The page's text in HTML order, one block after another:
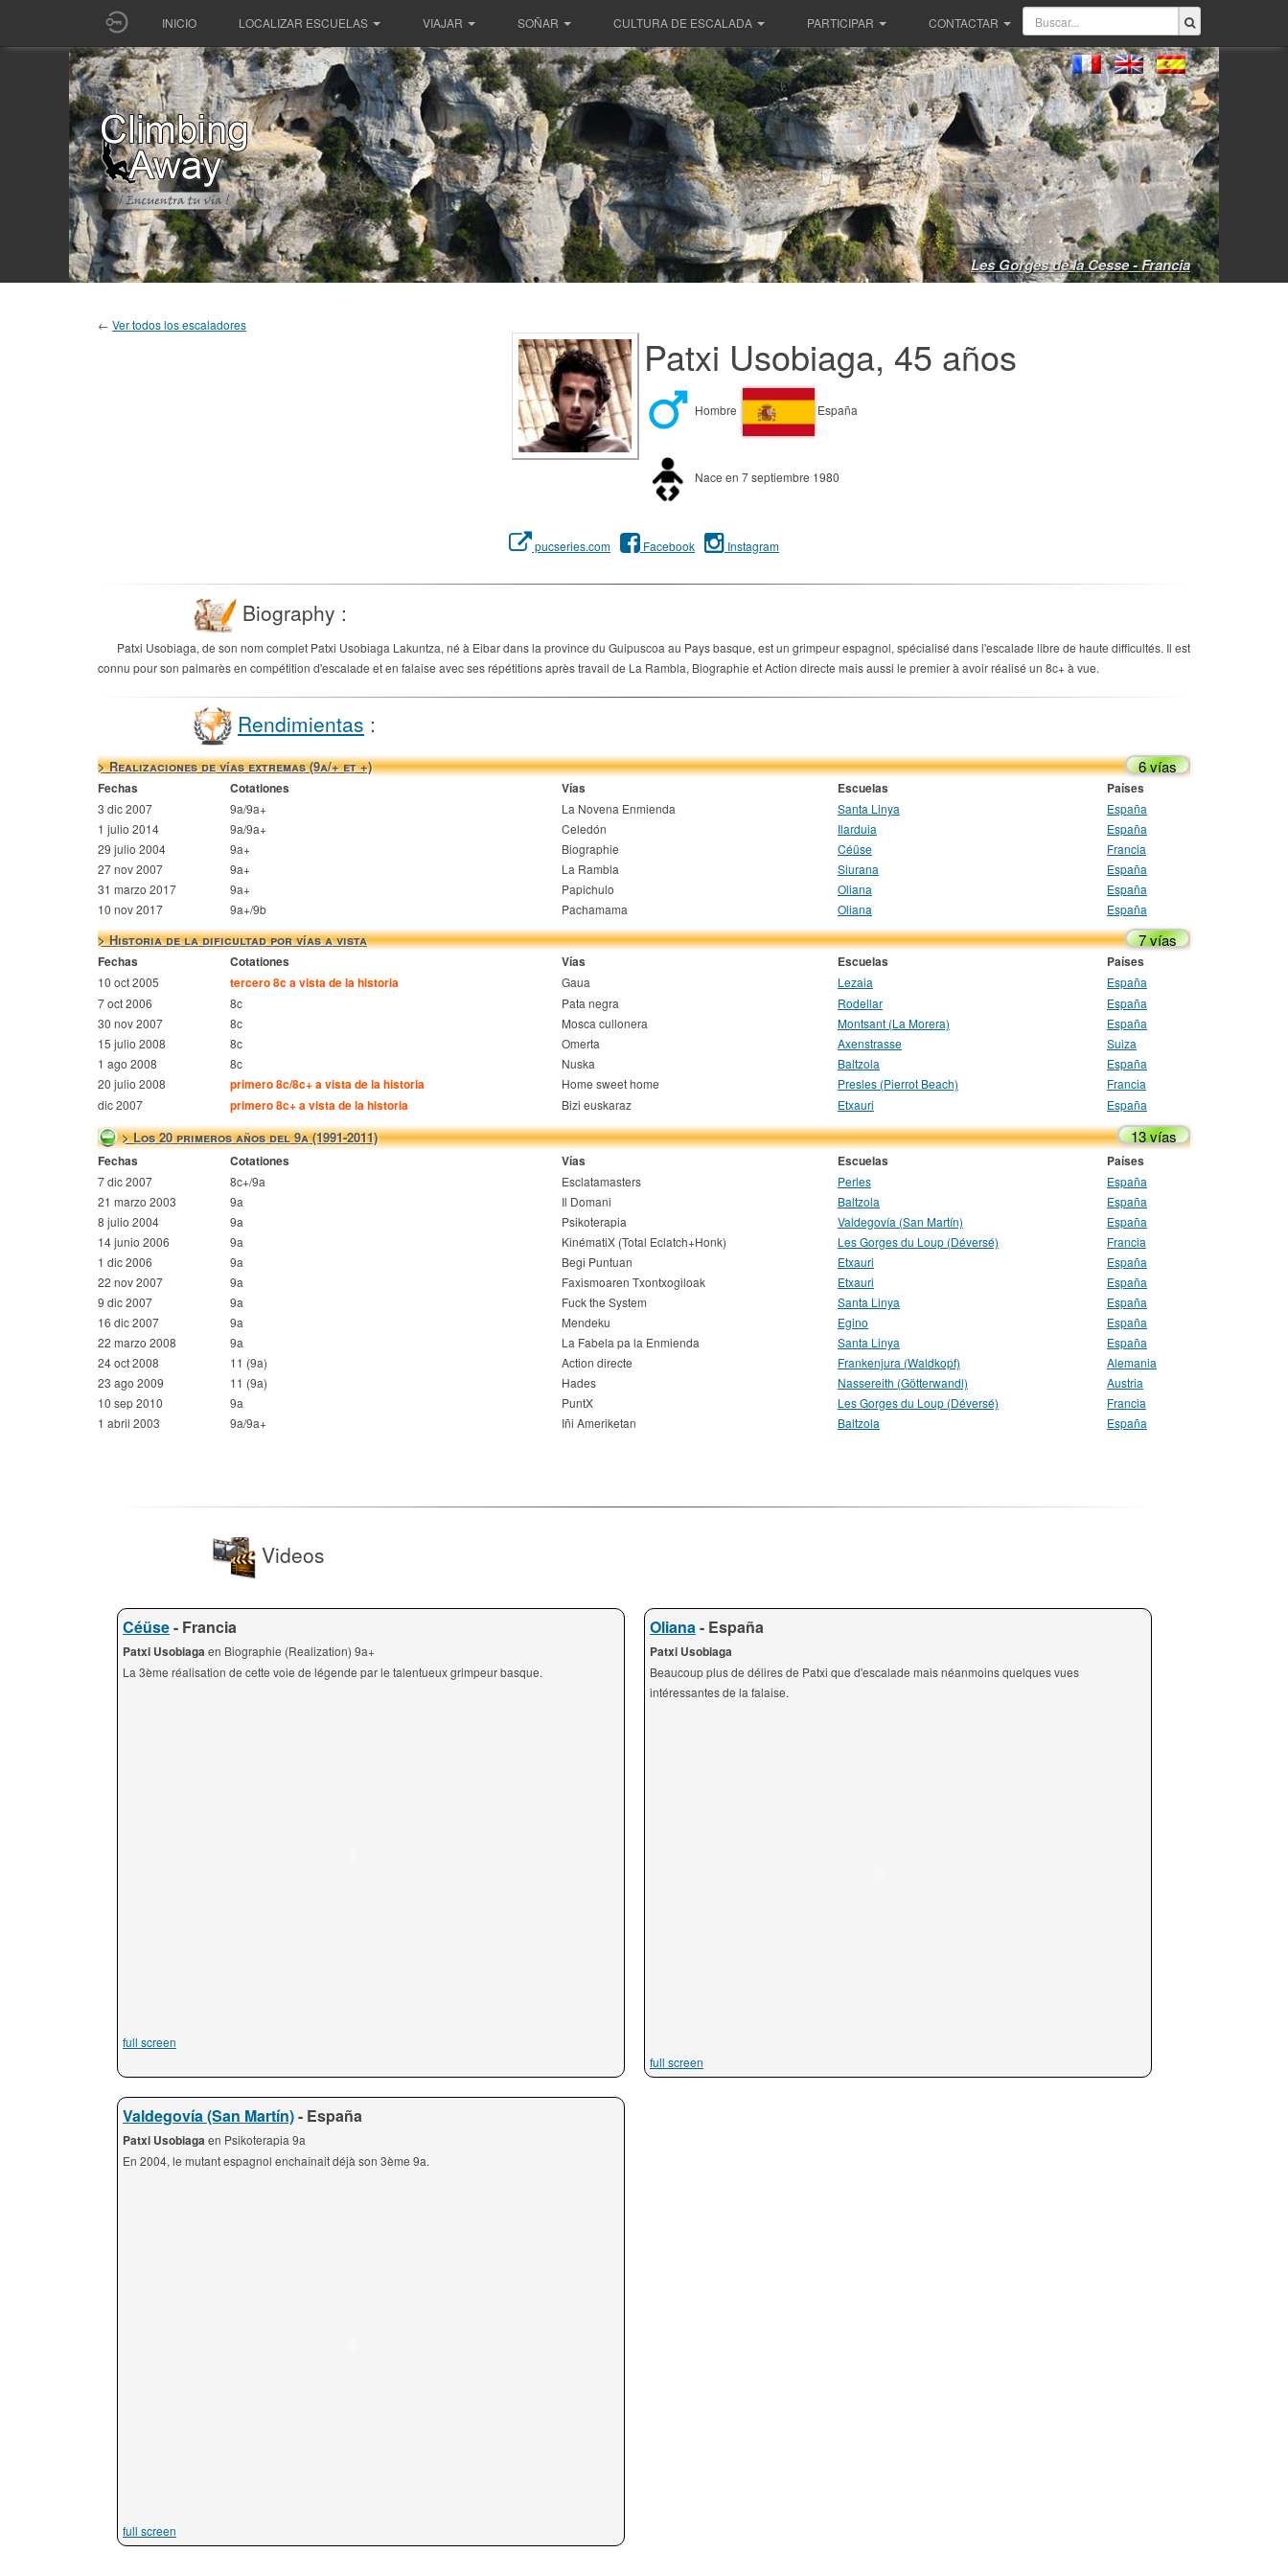
INICIO LOCALIZAR ESCUELAS VIAJAR SOÑAR CULTURA DE ESCALADA PARTICIPAR CONTACTAR
Les Gorges de la Cesse - Francia
← Ver todos los escaladores
Patxi Usobiaga, 45 años
Hombre España
Nace en 7 septiembre 1980
pucseries.com Facebook Instagram
Biography :
Patxi Usobiaga, de son nom complet Patxi Usobiaga Lakuntza, né à Eibar dans la province du Guipuscoa au Pays basque, est un grimpeur espagnol, spécialisé dans l'escalade libre de haute difficultés. Il est
connu pour son palmarès en compétition d'escalade et en falaise avec ses répétitions après travail de La Rambla, Biographie et Action directe mais aussi le premier à avoir réalisé un 8c+ à vue.
Rendimientas :
> Realizaciones de vías extremas (9a/+ et +) 6 vías
Fechas Cotationes Vías Escuelas Países
3 dic 2007 9a/9a+ La Novena Enmienda Santa Linya
España
1 julio 2014
9a/9a+ Celedón Ilarduia
España
29 julio 2004
9a+ Biographie Céüse
Francia
27 nov 2007
9a+ La Rambla Siurana
España
31 marzo 2017
9a+ Papichulo Oliana
España
10 nov 2017
9a+/9b Pachamama Oliana España
> Historia de la dificultad por vías a vista 7 vías
Fechas Cotationes Vías Escuelas Países
10 oct 2005 tercero 8c a vista de la historia Gaua Lezaia
España
7 oct 2006
8c Pata negra Rodellar
España
30 nov 2007
8c Mosca cullonera Montsant (La Morera)
España
15 julio 2008
8c Omerta Axenstrasse
Suiza
1 ago 2008
8c Nuska Baltzola
España
20 julio 2008
primero 8c/8c+ a vista de la historia Home sweet home Presles (Pierrot Beach)
Francia
dic 2007
primero 8c+ a vista de la historia Bizi euskaraz Etxauri España
> Los 20 primeros años del 9a (1991-2011) 13 vías
Fechas Cotationes Vías Escuelas Países
7 dic 2007 8c+/9a Esclatamasters Perles
España
21 marzo 2003
9a Il Domani Baltzola
España
8 julio 2004
9a Psikoterapia Valdegovía (San Martín)
España
14 junio 2006
9a KinématiX (Total Eclatch+Honk) Les Gorges du Loup (Déversé)
Francia
1 dic 2006
9a Begi Puntuan Etxauri
España
22 nov 2007
9a Faxismoaren Txontxogiloak Etxauri
España
9 dic 2007
9a Fuck the System Santa Linya
España
16 dic 2007
9a Mendeku Egino
España
22 marzo 2008
9a La Fabela pa la Enmienda Santa Linya
España
24 oct 2008
11 (9a) Action directe Frankenjura (Waldkopf)
Alemania
23 ago 2009
11 (9a) Hades Nassereith (Götterwandl)
Austria
10 sep 2010
9a PuntX Les Gorges du Loup (Déversé)
Francia
1 abril 2003
9a/9a+ Iñi Ameriketan Baltzola España
Videos
Céüse- Francia
Patxi Usobiagaen Biographie (Realization) 9a+
La 3ème réalisation de cette voie de légende par le talentueux grimpeur basque.
full screen
Oliana- España
Patxi Usobiaga
Beaucoup plus de délires de Patxi que d'escalade mais néanmoins quelques vues
intéressantes de la falaise.
full screen
Valdegovía (San Martín)- España
Patxi Usobiagaen Psikoterapia 9a
En 2004, le mutant espagnol enchaînait déjà son 3ème 9a.
full screen